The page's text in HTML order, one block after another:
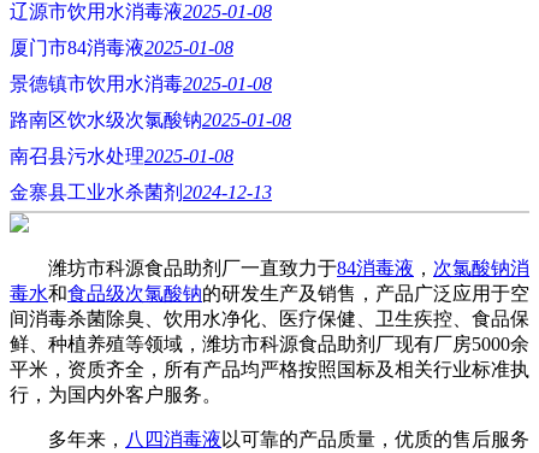
辽源市饮用水消毒液2025-01-08
厦门市84消毒液2025-01-08
景德镇市饮用水消毒2025-01-08
路南区饮水级次氯酸钠2025-01-08
南召县污水处理2025-01-08
金寨县工业水杀菌剂 2024-12-13
潍坊市科源食品助剂厂一直致力于84消毒液 ， 次氯酸钠消
毒水和食品级次氯酸钠的研发生产及销售，产品广泛应用于空
间消毒杀菌除臭、饮用水净化、医疗保健、卫生疾控、食品保
鲜、种植养殖等领域，潍坊市科源食品助剂厂现有厂房5000余
平米，资质齐全，所有产品均严格按照国标及相关行业标准执
行，为国内外客户服务。
多年来， 八四消毒液 以可靠的产品质量，优质的售后服务